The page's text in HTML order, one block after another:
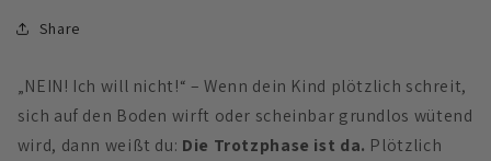
Share
„NEIN! Ich will nicht!“ – Wenn dein Kind plötzlich schreit,
sich auf den Boden wirft oder scheinbar grundlos wütend
wird, dann weißt du: Die Trotzphase ist da. Plötzlich